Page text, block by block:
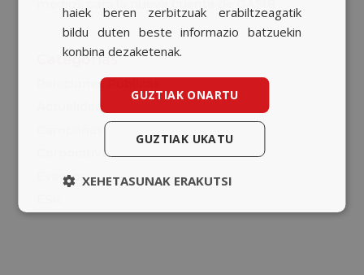
Categorías
Relaciones Públicas
Actualidad
Corporativo
Eventos
haiek beren zerbitzuak erabiltzeagatik
bildu duten beste informazio batzuekin
konbina dezaketenak.
GUZTIAK ONARTU
GUZTIAK UKATU
XEHETASUNAK ERAKUTSI